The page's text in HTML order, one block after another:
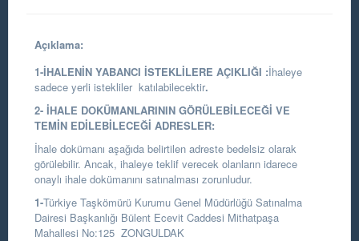
Açıklama:
1-İHALENİN YABANCI İSTEKLİLERE AÇIKLIĞI :İhaleye
sadece yerli istekliler katılabilecektir.
2- İHALE DOKÜMANLARININ GÖRÜLEBİLECEĞİ VE
TEMİN EDİLEBİLECEĞİ ADRESLER:
İhale dokümanı aşağıda belirtilen adreste bedelsiz olarak
görülebilir. Ancak, ihaleye teklif verecek olanların idarece
onaylı ihale dokümanını satınalması zorunludur.
1-Türkiye Taşkömürü Kurumu Genel Müdürlüğü Satınalma
Dairesi Başkanlığı Bülent Ecevit Caddesi Mithatpaşa
Mahallesi No:125 ZONGULDAK